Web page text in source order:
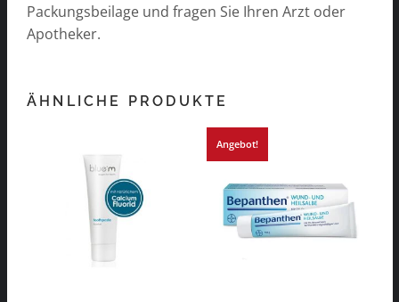
Packungsbeilage und fragen Sie Ihren Arzt oder
Apotheker.
ÄHNLICHE PRODUKTE
Angebot!